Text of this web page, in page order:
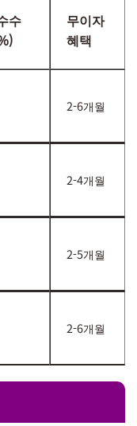
수
무이자
혜택
2-6개월
2-4개월
2-5개월
2-6개월